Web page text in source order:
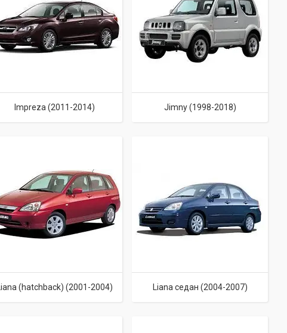
Impreza (2011-2014) Jimny (1998-2018)
Liana (hatchback) (2001-2004) Liana седан (2004-2007)